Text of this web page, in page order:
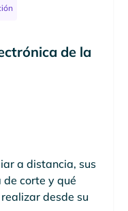
de la
a distancia, sus
de corte y qué
desde su